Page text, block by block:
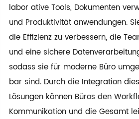
labor ative Tools, Dokumenten
und Produktivität anwendungen.
die Effizienz zu verbessern, die
und eine sichere
sodass sie für moderne Büro
bar sind. Durch die Integration
Lösungen können Büros den
Kommunikation und die Gesamt